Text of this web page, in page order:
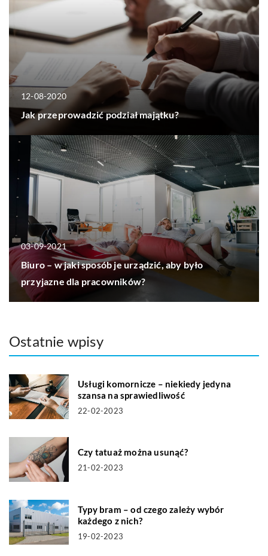
12-08-2020
Jak przeprowadzić podział majątku?
03-09-2021
Biuro – w jaki sposób je urządzić, aby było
przyjazne dla pracowników?
Ostatnie wpisy
Usługi komornicze – niekiedy jedyna
szansa na sprawiedliwość
22-02-2023
Czy tatuaż można usunąć?
21-02-2023
Typy bram – od czego zależy wybór
każdego z nich?
19-02-2023